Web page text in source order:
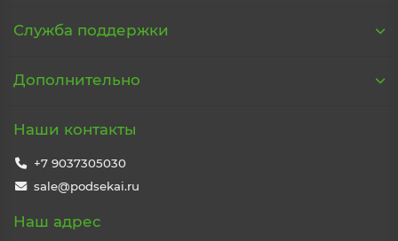
Служба поддержки
Дополнительно
Наши контакты
+7 9037305030
sale@podsekai.ru
Наш адрес